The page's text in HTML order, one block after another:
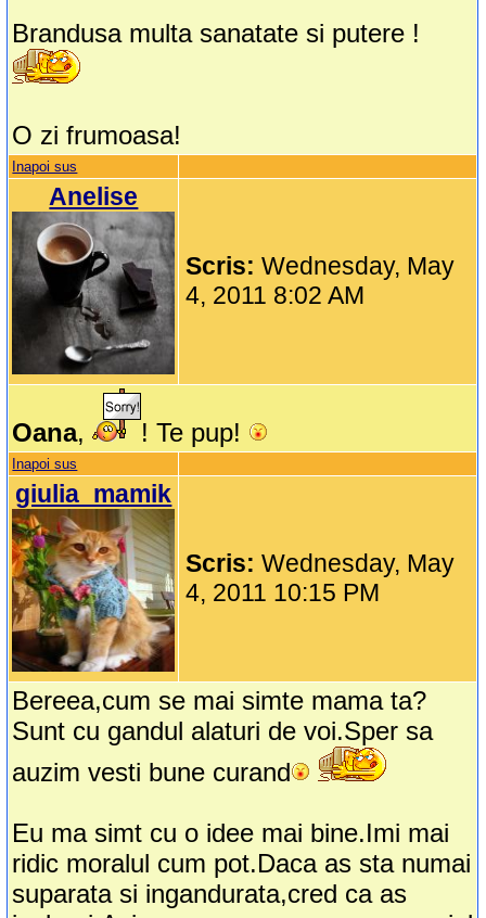
Brandusa multa sanatate si putere !
O zi frumoasa!
Inapoi sus
Anelise
Scris:Wednesday, May
4, 2011 8:02 AM
Oana, ! Te pup!
Inapoi sus
giulia_mamik
Scris:Wednesday, May
4, 2011 10:15 PM
Bereea,cum se mai simte mama ta?
Sunt cu gandul alaturi de voi.Sper sa
auzim vesti bune curand
Eu ma simt cu o idee mai bine.Imi mai
ridic moralul cum pot.Daca as sta numai
suparata si ingandurata,cred ca as